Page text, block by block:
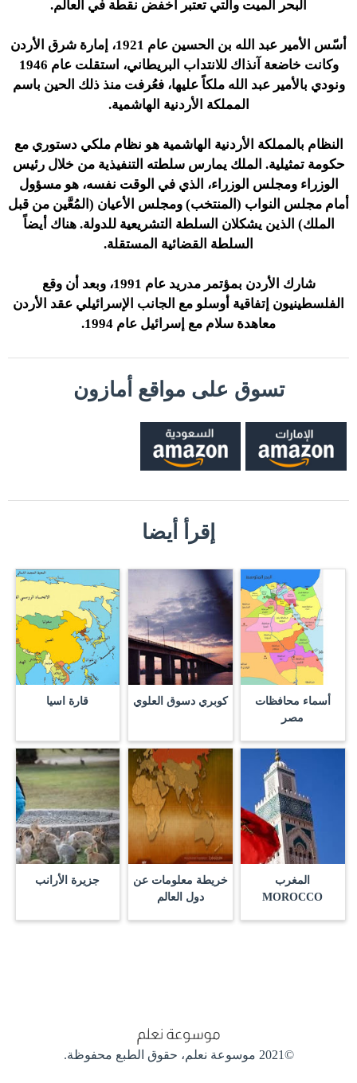
البحر الميت والتي تعتبر أخفض نقطة في العالم.
أسّس الأمير عبد الله بن الحسين عام 1921، إمارة شرق الأردن
وكانت خاضعة آنذاك للانتداب البريطاني، استقلت عام 1946
ونودي بالأمير عبد الله ملكاً عليها، فعُرفت منذ ذلك الحين باسم
المملكة الأردنية الهاشمية.
النظام بالمملكة الأردنية الهاشمية هو نظام ملكي دستوري مع
حكومة تمثيلية. الملك يمارس سلطته التنفيذية من خلال رئيس
الوزراء ومجلس الوزراء، الذي في الوقت نفسه، هو مسؤول
أمام مجلس النواب (المنتخب) ومجلس الأعيان (المُعَّين من قبل
الملك) الذين يشكلان السلطة التشريعية للدولة. هناك أيضاً
السلطة القضائية المستقلة.
شارك الأردن بمؤتمر مدريد عام 1991، وبعد أن وقع
الفلسطينيون إتفاقية أوسلو مع الجانب الإسرائيلي عقد الأردن
معاهدة سلام مع إسرائيل عام 1994.
تسوق على مواقع أمازون
إقرأ أيضا
أسماء محافظات
مصر
كوبري دسوق العلوي قارة اسيا
المغرب
MOROCCO
خريطة معلومات عن
دول العالم
جزيرة الأرانب
©2021 موسوعة نعلم، حقوق الطبع محفوظة.